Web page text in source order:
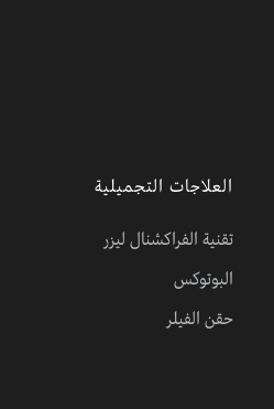
العلاجات التجميلية
تقنية الفراكشنال ليزر
البوتوكس
حقن الفيلر